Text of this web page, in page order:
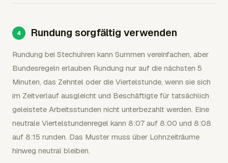
Rundung sorgfältig verwenden
Rundung bei Stechuhren kann Summen vereinfachen, aber
Bundesregeln erlauben Rundung nur auf die nächsten 5
Minuten, das Zehntel oder die Viertelstunde, wenn sie sich
im Zeitverlauf ausgleicht und Beschäftigte für tatsächlich
geleistete Arbeitsstunden nicht unterbezahlt werden. Eine
neutrale Viertelstundenregel kann 8:07 auf 8:00 und 8:08
auf 8:15 runden. Das Muster muss über Lohnzeiträume
hinweg neutral bleiben.